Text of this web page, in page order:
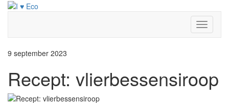
Doorgaan
Toggle
9 september 2023
Recept: vlierbessensiroop